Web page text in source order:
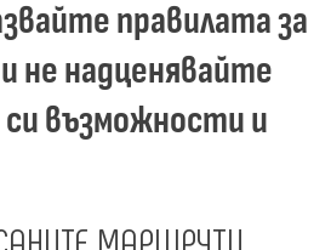
правилата за
не надценявайте
възможности и